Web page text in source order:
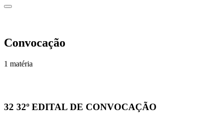
Convocação
1 matéria
32 32º EDITAL DE CONVOCAÇÃO